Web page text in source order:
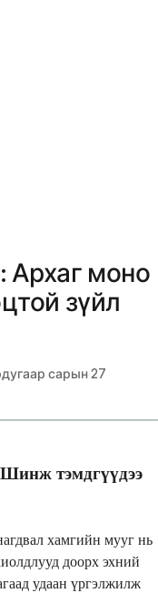
Архаг моно
зүйл
сарын 27
тэмдгүүдээ
хамгийн мууг нь
доорх эхний
удаан үргэлжилж